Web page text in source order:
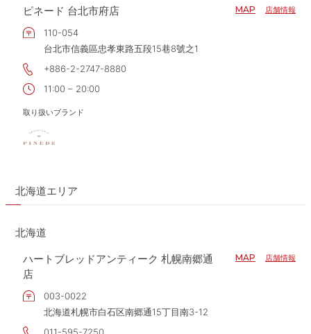
ピネード 台北市府店 MAP 店舗情報
110-054
台北市信義區忠孝東路五段15巷8號之1
+886-2-2747-8880
11:00 – 20:00
取り扱いブランド
北海道エリア
北海道
ハートブレッドアンティーク 札幌南郷通
店
MAP 店舗情報
003-0022
北海道札幌市白石区南郷通15丁目南3-12
011-595-7250